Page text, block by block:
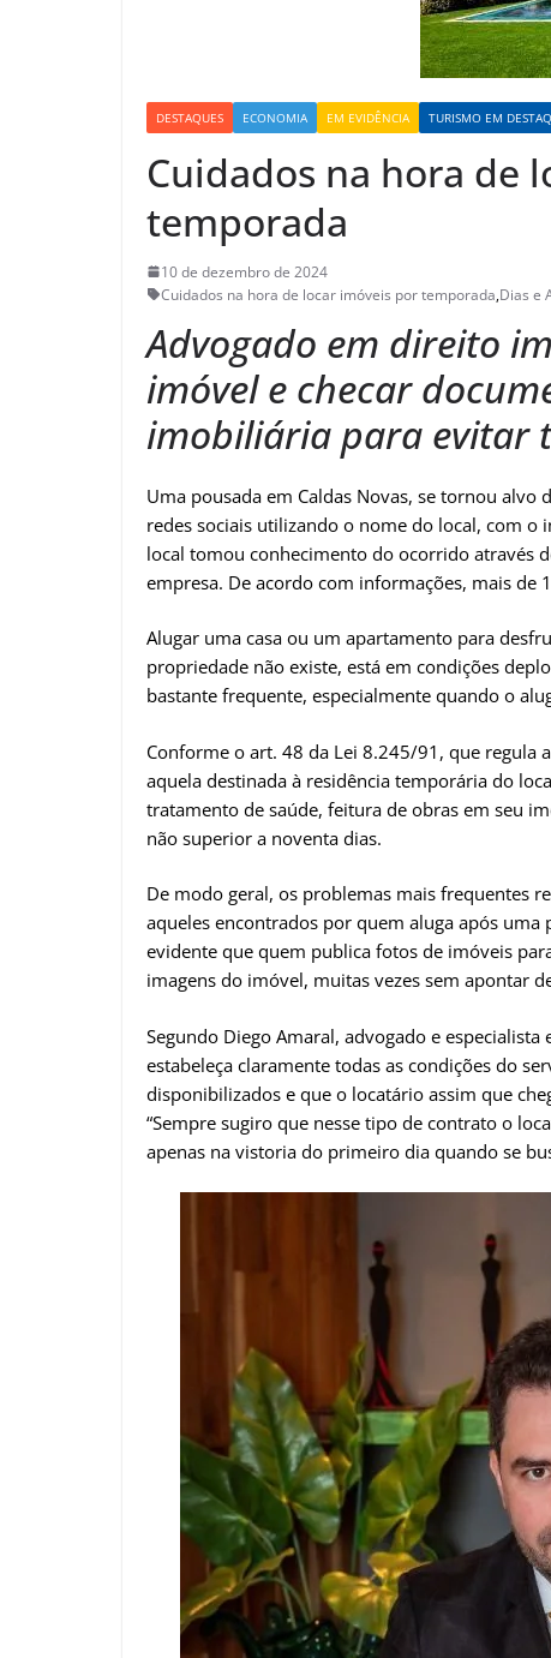
DESTAQUES ECONOMIA EM EVIDÊNCIA TURISMO EM
Cuidados na hora de
temporada
10 de dezembro de 2024
Cuidados na hora de locar imóveis por temporada,Dias e
Advogado em direito
imóvel e checar
imobiliária para evitar
Uma pousada em Caldas Novas, se tornou
redes sociais utilizando o nome do local, com
local tomou conhecimento do ocorrido através
empresa. De acordo com informações, mais de
Alugar uma casa ou um apartamento para
propriedade não existe, está em condições
bastante frequente, especialmente quando o
Conforme o art. 48 da Lei 8.245/91, que regula
aquela destinada à residência temporária do
tratamento de saúde, feitura de obras em seu
não superior a noventa dias.
De modo geral, os problemas mais frequentes
aqueles encontrados por quem aluga após
evidente que quem publica fotos de imóveis
imagens do imóvel, muitas vezes sem apontar
Segundo Diego Amaral, advogado e
estabeleça claramente todas as condições do
disponibilizados e que o locatário assim que
“Sempre sugiro que nesse tipo de contrato o
apenas na vistoria do primeiro dia quando se